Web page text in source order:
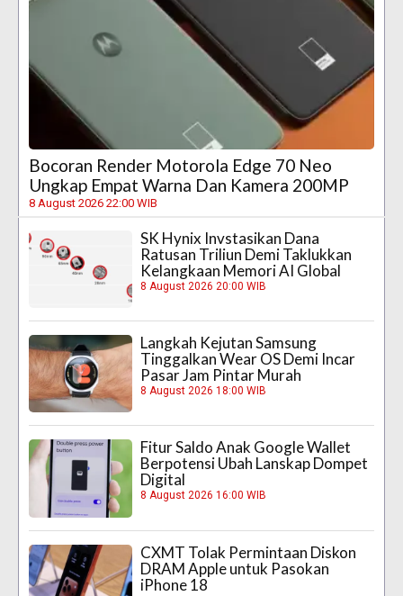
Bocoran Render Motorola Edge 70 Neo
Ungkap Empat Warna Dan Kamera 200MP
8 August 2026 22:00 WIB
SK Hynix Invstasikan Dana
Ratusan Triliun Demi Taklukkan
Kelangkaan Memori AI Global
8 August 2026 20:00 WIB
Langkah Kejutan Samsung
Tinggalkan Wear OS Demi Incar
Pasar Jam Pintar Murah
8 August 2026 18:00 WIB
Fitur Saldo Anak Google Wallet
Berpotensi Ubah Lanskap Dompet
Digital
8 August 2026 16:00 WIB
CXMT Tolak Permintaan Diskon
DRAM Apple untuk Pasokan
iPhone 18